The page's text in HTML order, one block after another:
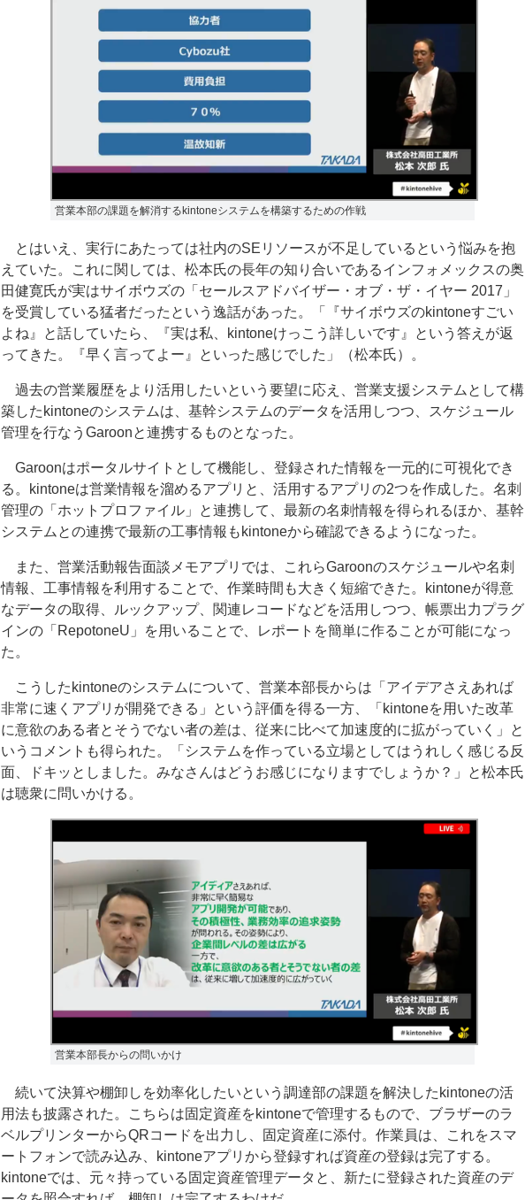
営業本部の課題を解消するkintoneシステムを構築するための作戦
とはいえ、実行にあたっては社内のSEリソースが不足しているという悩みを抱
えていた。これに関しては、松本氏の長年の知り合いであるインフォメックスの奥
田健寛氏が実はサイボウズの「セールスアドバイザー・オブ・ザ・イヤー 2017」
を受賞している猛者だったという逸話があった。「『サイボウズのkintoneすごい
よね』と話していたら、『実は私、kintoneけっこう詳しいです』という答えが返
ってきた。『早く言ってよー』といった感じでした」（松本氏）。
過去の営業履歴をより活用したいという要望に応え、営業支援システムとして構
築したkintoneのシステムは、基幹システムのデータを活用しつつ、スケジュール
管理を行なうGaroonと連携するものとなった。
Garoonはポータルサイトとして機能し、登録された情報を一元的に可視化でき
る。kintoneは営業情報を溜めるアプリと、活用するアプリの2つを作成した。名刺
管理の「ホットプロファイル」と連携して、最新の名刺情報を得られるほか、基幹
システムとの連携で最新の工事情報もkintoneから確認できるようになった。
また、営業活動報告面談メモアプリでは、これらGaroonのスケジュールや名刺
情報、工事情報を利用することで、作業時間も大きく短縮できた。kintoneが得意
なデータの取得、ルックアップ、関連レコードなどを活用しつつ、帳票出力プラグ
インの「RepotoneU」を用いることで、レポートを簡単に作ることが可能になっ
た。
こうしたkintoneのシステムについて、営業本部長からは「アイデアさえあれば
非常に速くアプリが開発できる」という評価を得る一方、「kintoneを用いた改革
に意欲のある者とそうでない者の差は、従来に比べて加速度的に拡がっていく」と
いうコメントも得られた。「システムを作っている立場としてはうれしく感じる反
面、ドキッとしました。みなさんはどうお感じになりますでしょうか？」と松本氏
は聴衆に問いかける。
営業本部長からの問いかけ
続いて決算や棚卸しを効率化したいという調達部の課題を解決したkintoneの活
用法も披露された。こちらは固定資産をkintoneで管理するもので、ブラザーのラ
ベルプリンターからQRコードを出力し、固定資産に添付。作業員は、これをスマ
ートフォンで読み込み、kintoneアプリから登録すれば資産の登録は完了する。
kintoneでは、元々持っている固定資産管理データと、新たに登録された資産のデ